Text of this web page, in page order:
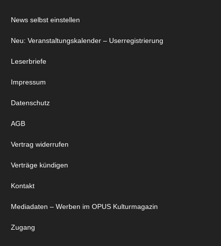
News selbst einstellen
Neu: Veranstaltungskalender – Userregistrierung
Leserbriefe
Impressum
Datenschutz
AGB
Vertrag widerrufen
Verträge kündigen
Kontakt
Mediadaten – Werben im OPUS Kulturmagazin
Zugang